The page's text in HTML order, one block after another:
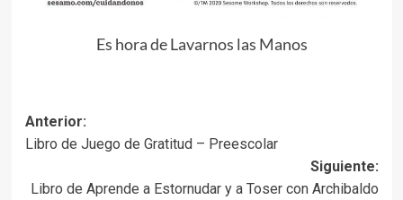
Es hora de Lavarnos las Manos
Navegación
de
entradas
Anterior:
Libro de Juego de Gratitud – Preescolar
Siguiente:
Libro de Aprende a Estornudar y a Toser con Archibaldo